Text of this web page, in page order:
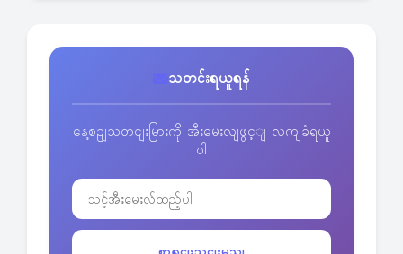
သတင်းရယူရန်
နေ့စဥျသတငျးမြားကို အီးမေးလျဖွင့ျ လကျခံရယူ
ပါ
စာရငျးသှငျးမညျ